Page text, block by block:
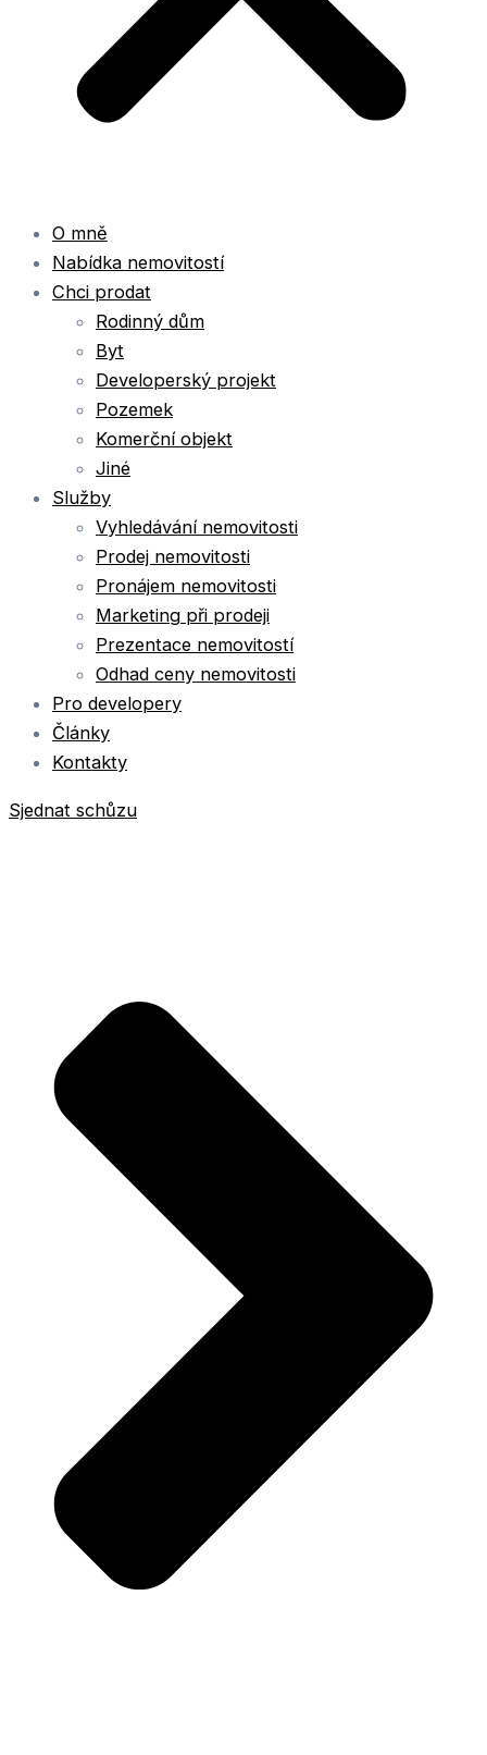
O mně
Nabídka nemovitostí
Chci prodat
Rodinný dům
Byt
Developerský projekt
Pozemek
Komerční objekt
Jiné
Služby
Vyhledávání nemovitosti
Prodej nemovitosti
Pronájem nemovitosti
Marketing při prodeji
Prezentace nemovitostí
Odhad ceny nemovitosti
Pro developery
Články
Kontakty
Sjednat schůzu